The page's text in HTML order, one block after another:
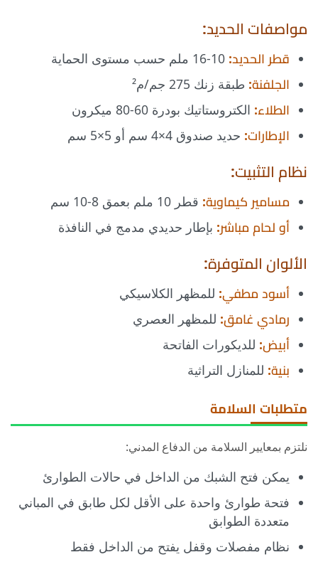
مواصفات الحديد:
قطر الحديد:
الجلفنة: طبقة زنك 275 جم/م²
الطلاء: الكتروستاتيك بودرة 60-80 ميكرون
الإطارات: حديد صندوق 4×4 سم أو 5×5 سم
نظام التثبيت:
مسامير كيماوية: قطر 10 ملم بعمق 8-10 سم
أو لحام مباشر: بإطار حديدي مدمج في النافذة
الألوان المتوفرة:
أسود مطفي: للمظهر الكلاسيكي
رمادي غامق: للمظهر العصري
أبيض: للديكورات الفاتحة
بنية: للمنازل التراثية
متطلبات السلامة
نلتزم بمعايير السلامة من الدفاع المدني:
يمكن فتح الشبك من الداخل في حالات الطوارئ
فتحة طوارئ واحدة على الأقل لكل طابق في المباني
متعددة الطوابق
نظام مفصلات وقفل يفتح من الداخل فقط